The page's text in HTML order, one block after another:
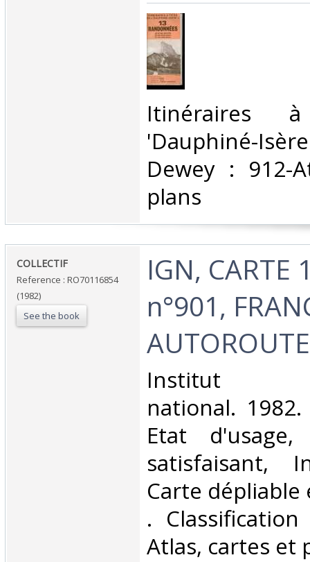
‎Itinéraires
'Dauphiné-
Dewey : 912-
plans‎
‎COLLECTIF‎
Reference : RO70116854
(1982)
See the book
‎IGN, CARTE
n°901,
‎Institut
national.
Etat
satisfaisant,
Carte dépliable
.
Atlas, cartes et